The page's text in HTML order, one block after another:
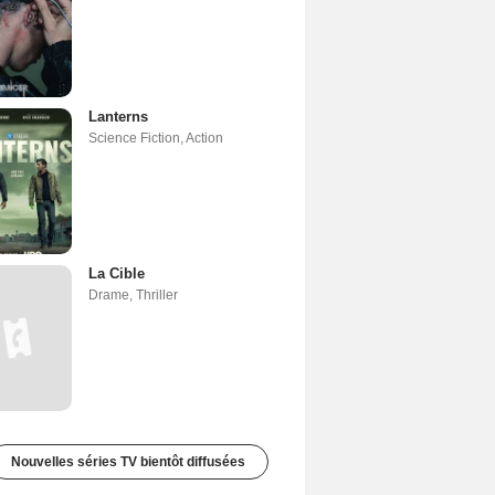
Lanterns
Science Fiction,Action
La Cible
Drame, Thriller
Nouvelles séries TV bientôt diffusées